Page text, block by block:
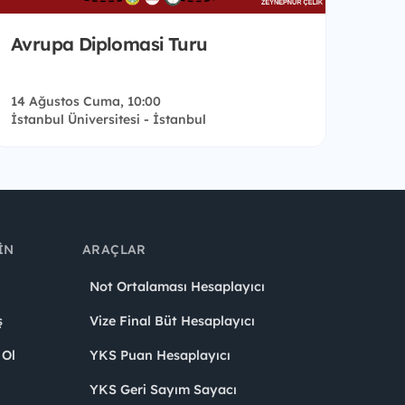
Avrupa Diplomasi Turu
14 Ağustos Cuma, 10:00
İstanbul Üniversitesi - İstanbul
ARAÇLAR
Not Ortalaması Hesaplayıcı
Vize Final Büt Hesaplayıcı
YKS Puan Hesaplayıcı
YKS Geri Sayım Sayacı